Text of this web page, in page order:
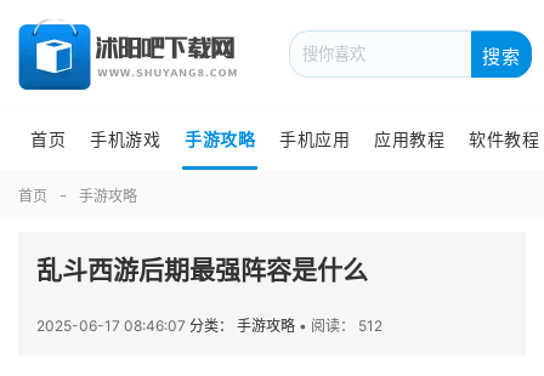
搜索
首页 手机游戏 手游攻略 手机应用 应用教程 软件教程
首页 手游攻略
乱斗西游后期最强阵容是什么
2025-06-17 08:46:07 分类： 手游攻略 • 阅读： 512